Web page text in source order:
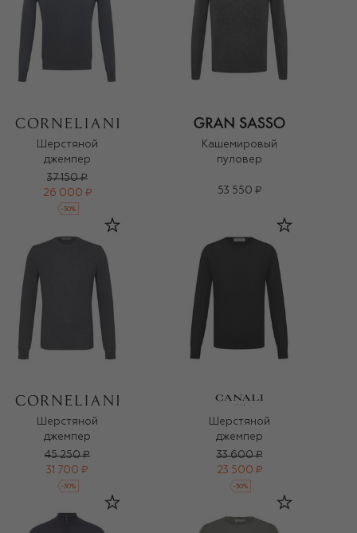
Шерстяной
джемпер
37 150 ₽
26 000 ₽
-30%
Кашемировый
пуловер
53 550 ₽
Шерстяной
джемпер
45 250 ₽
31 700 ₽
-30%
Шерстяной
джемпер
33 600 ₽
23 500 ₽
-30%